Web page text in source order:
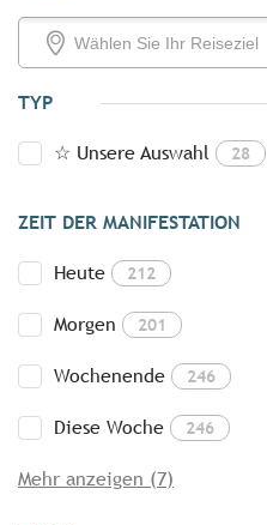
TYP
☆ Unsere Auswahl 28
ZEIT DER MANIFESTATION
Heute 212
Morgen 201
Wochenende 246
Diese Woche 246
Mehr anzeigen (7)